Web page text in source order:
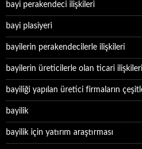
bayi perakendeci ilişkileri
bayi plasiyeri
bayilerin perakendecilerle ilişkileri
bayilerin üreticilerle olan ticari ilişkileri
bayiliği yapılan üretici firmaların
bayilik
bayilik için yatırım araştırması